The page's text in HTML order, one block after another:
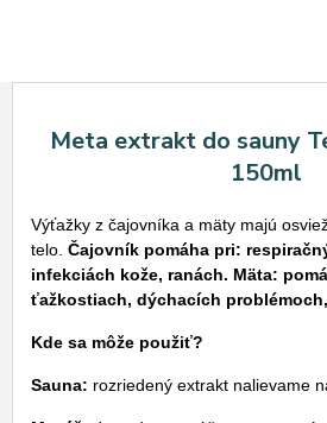
Meta extrakt do sauny
150ml
Výťažky z čajovníka a mäty majú
telo. Čajovník pomáha pri:
infekciách kože, ranách. Mäta:
ťažkostiach, dýchacích
Kde sa môže použiť?
Sauna: rozriedený extrakt nalievame